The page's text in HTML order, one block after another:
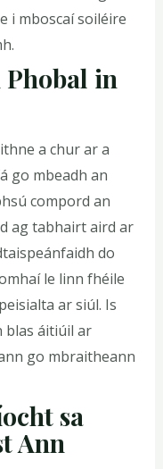
i mboscaí soiléire
in
a chur ar a
go mbeadh an
compord an
ag tabhairt aird ar
do
le linn fhéile
ar siúl. Is
blas áitiúil ar
go mbraitheann
sa
Ann